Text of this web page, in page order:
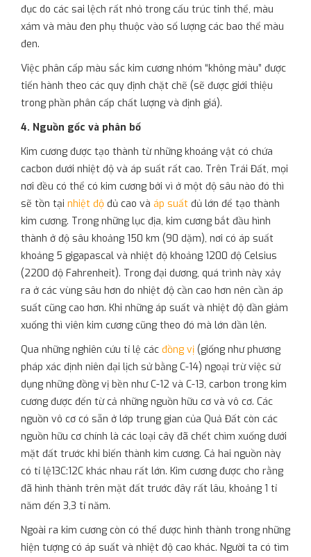
đục do các sai lệch rất nhỏ trong cấu trúc tinh thể, màu
xám và màu đen phụ thuộc vào số lượng các bao thể màu
đen.
Việc phân cấp màu sắc kim cương nhóm “không màu” được
tiến hành theo các quy định chặt chẽ (sẽ được giới thiệu
trong phần phân cấp chất lượng và định giá).
4. Nguồn gốc và phân bố
Kim cương được tạo thành từ những khoáng vật có chứa
cacbon dưới nhiệt độ và áp suất rất cao. Trên Trái Đất, mọi
nơi đều có thể có kim cương bởi vì ở một độ sâu nào đó thì
sẽ tồn tại nhiệt độ đủ cao và áp suất đủ lớn để tạo thành
kim cương. Trong những lục địa, kim cương bắt đầu hình
thành ở độ sâu khoảng 150 km (90 dặm), nơi có áp suất
khoảng 5 gigapascal và nhiệt độ khoảng 1200 độ Celsius
(2200 độ Fahrenheit). Trong đại dương, quá trình này xảy
ra ở các vùng sâu hơn do nhiệt độ cần cao hơn nên cần áp
suất cũng cao hơn. Khi những áp suất và nhiệt độ dần giảm
xuống thì viên kim cương cũng theo đó mà lớn dần lên.
Qua những nghiên cứu tỉ lệ các đồng vị (giống như phương
pháp xác định niên đại lịch sử bằng C-14) ngoại trừ việc sử
dụng những đồng vị bền như C-12 và C-13, carbon trong kim
cương được đến từ cả những nguồn hữu cơ và vô cơ. Các
nguồn vô cơ có sẵn ở lớp trung gian của Quả Đất còn các
nguồn hữu cơ chính là các loại cây đã chết chìm xuống dưới
mặt đất trước khi biến thành kim cương. Cả hai nguồn này
có tỉ lệ13C:12C khác nhau rất lớn. Kim cương được cho rằng
đã hình thành trên mặt đất trước đây rất lâu, khoảng 1 tỉ
năm đến 3,3 tỉ năm.
Ngoài ra kim cương còn có thể được hình thành trong những
hiện tượng có áp suất và nhiệt độ cao khác. Người ta có tìm